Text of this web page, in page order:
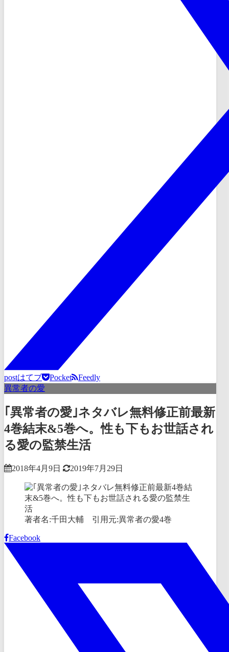
postはてブ Pocket
Feedly
異常者の愛
｢異常者の愛｣ネタバレ無料修正前最新
4巻結末&5巻へ。性も下もお世話され
る愛の監禁生活
2018年4月9日 2019年7月29日
著者名:千田大輔 引用元:異常者の愛4巻
Facebook